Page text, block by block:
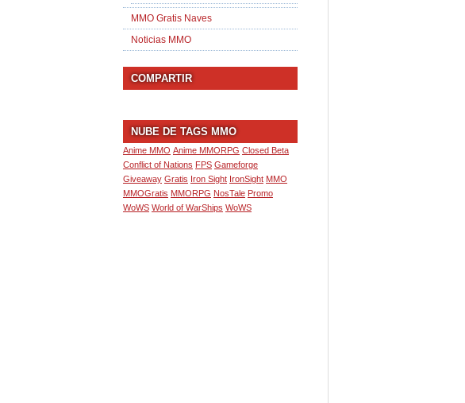
MMO Gratis Naves
Noticias MMO
COMPARTIR
NUBE DE TAGS MMO
Anime MMO Anime MMORPG Closed Beta
Conflict of Nations FPS Gameforge
Giveaway Gratis Iron Sight IronSight MMO
MMOGratis MMORPG NosTale Promo
WoWS World of WarShips WoWS